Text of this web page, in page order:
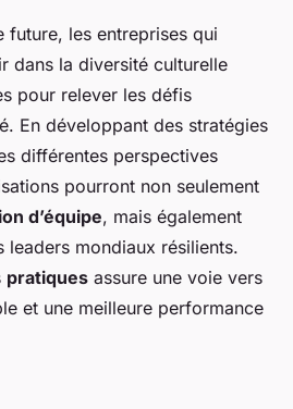
future, les entreprises qui
dans la diversité culturelle
pour relever les défis
En développant des stratégies
différentes perspectives
pourront non seulement
d’équipe, mais également
leaders mondiaux résilients.
pratiques assure une voie vers
et une meilleure performance